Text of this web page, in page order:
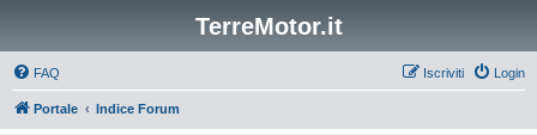
TerreMotor.it
FAQ Login
Iscriviti
Portale Indice Forum